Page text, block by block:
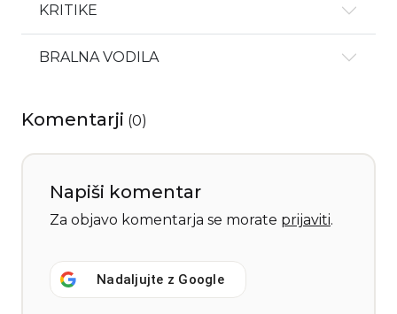
KRITIKE
BRALNA VODILA
Komentarji (0)
Napiši komentar
Za objavo komentarja se morate prijaviti.
Nadaljujte z Google